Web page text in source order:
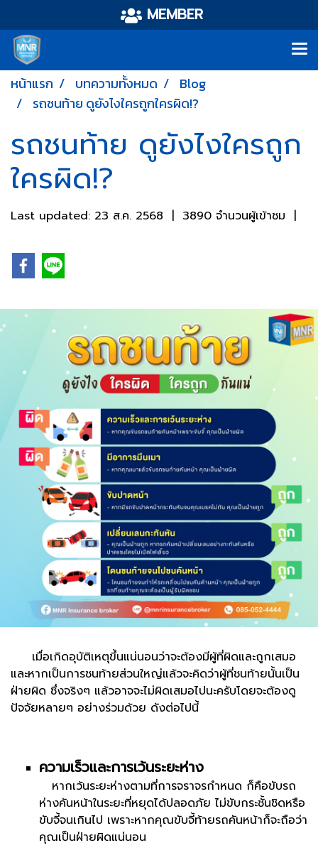
MEMBER
หน้าแรก บทความทั้งหมด
Blog
รถชนท้าย ดูยังไงใครถูกใครผิด!?
รถชนท้าย ดูยังไงใครถูก
ใครผิด!?
Last updated: 23 ส.ค. 2568 | 3890 จำนวนผู้เข้าชม |
เมื่อเกิดอุบัติเหตุขึ้นแน่นอนว่าจะต้องมีผู้ที่ผิดและถูกเสมอ
และหากเป็นการชนท้ายส่วนใหญ่แล้วจะคิดว่าผู้ที่ชนท้ายนั้นเป็น
ฝ่ายผิด ซึ่งจริงๆ แล้วอาจจะไม่ผิดเสมอไปนะครับโดยจะต้องดู
ปัจจัยหลายๆ อย่างร่วมด้วย ดังต่อไปนี้
ความเร็วและการเว้นระยะห่าง
หากเว้นระยะห่างตามที่การจราจรกำหนด ก็คือขับรถ
ห่างคันหน้าในระยะที่หยุดได้ปลอดภัย ไม่ขับกระชั้นชิดหรือ
ขับจี้จนเกินไป เพราะหากคุณขับจี้ท้ายรถคันหน้าก็จะถือว่า
คุณเป็นฝ่ายผิดแน่นอน